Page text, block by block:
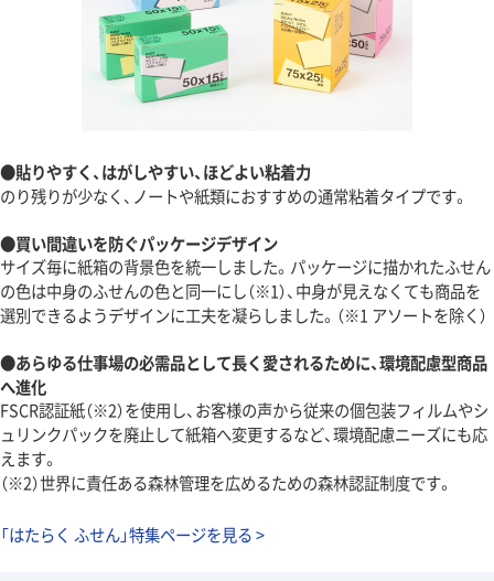
●貼りやすく、はがしやすい、ほどよい粘着力
のり残りが少なく、ノートや紙類におすすめの通常粘着タイプです。
●買い間違いを防ぐパッケージデザイン
サイズ毎に紙箱の背景色を統一しました。パッケージに描かれたふせん
の色は中身のふせんの色と同一にし（※1）、中身が見えなくても商品を
選別できるようデザインに工夫を凝らしました。（※1 アソートを除く）
●あらゆる仕事場の必需品として長く愛されるために、環境配慮型商品
へ進化
FSCR認証紙（※2）を使用し、お客様の声から従来の個包装フィルムやシ
ュリンクパックを廃止して紙箱へ変更するなど、環境配慮ニーズにも応
えます。
（※2）世界に責任ある森林管理を広めるための森林認証制度です。
「はたらく ふせん」特集ページを見る >